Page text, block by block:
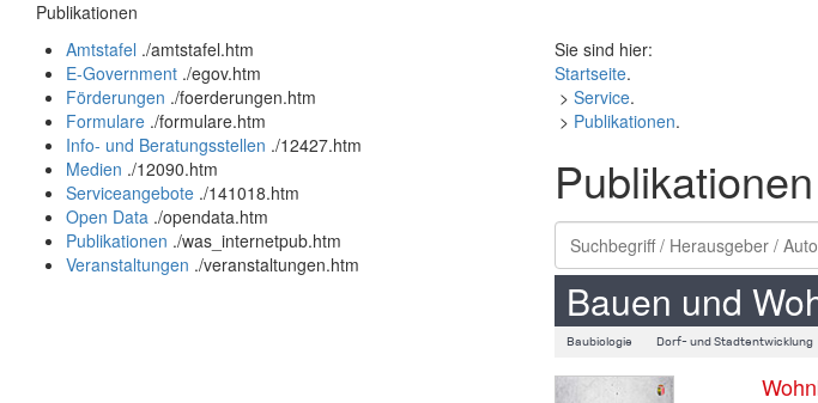
Publikationen
Amtstafel ./amtstafel.htm
E-Government ./egov.htm
Förderungen ./foerderungen.htm
Formulare ./formulare.htm
Info- und Beratungsstellen ./12427.htm
Medien ./12090.htm
Serviceangebote ./141018.htm
Open Data ./opendata.htm
Publikationen ./was_internetpub.htm
Veranstaltungen ./veranstaltungen.htm
Sie sind hier:
Startseite.
> Service.
> Publikationen.
Publikationen
Bauen und
Baubiologie Dorf- und Stadtentwicklung